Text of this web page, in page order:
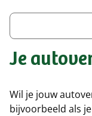
Je
Wil je jouw
bijvoorbeeld als